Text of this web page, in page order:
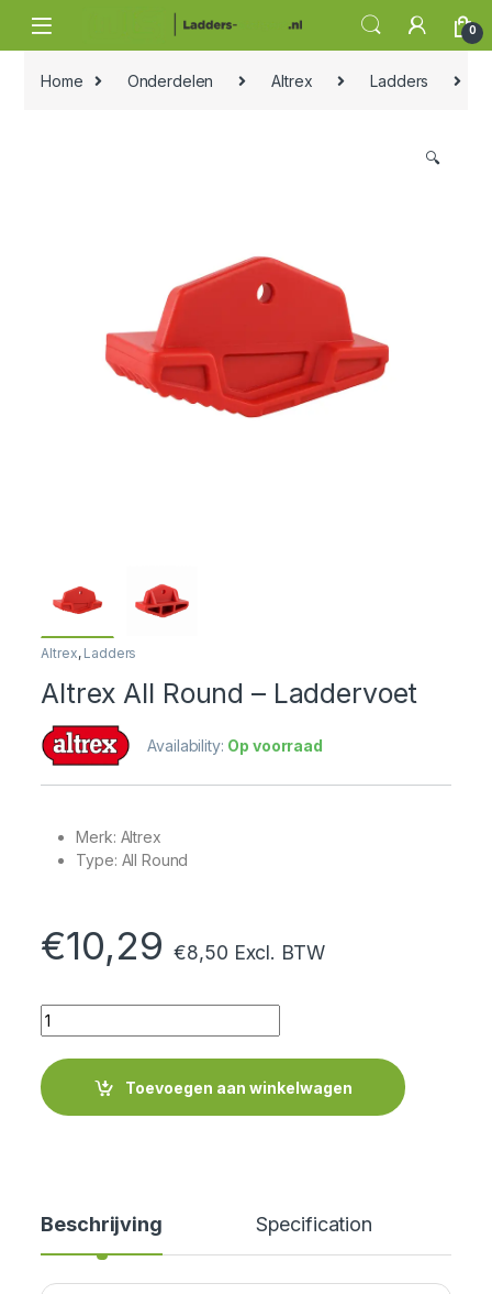
0
Home Onderdelen Altrex Ladders
🔍
Altrex, Ladders
Altrex All Round – Laddervoet
Availability: Op voorraad
Merk: Altrex
Type: All Round
€10,29 €8,50 Excl. BTW
Quantity
Toevoegen aan winkelwagen
Beschrijving Specification